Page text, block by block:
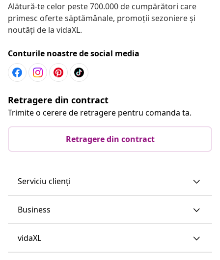
Alătură-te celor peste 700.000 de cumpărători care
primesc oferte săptămânale, promoții sezoniere și
noutăți de la vidaXL.
Conturile noastre de social media
Retragere din contract
Trimite o cerere de retragere pentru comanda ta.
Retragere din contract
Serviciu clienți
Business
vidaXL